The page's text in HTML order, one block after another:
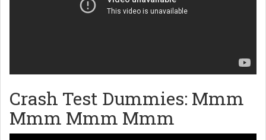
Crash Test Dummies: Mmm
Mmm Mmm Mmm